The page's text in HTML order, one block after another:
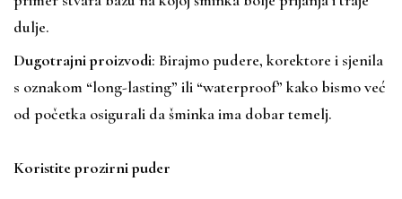
dulje.
Dugotrajni proizvodi: Birajmo pudere, korektore i sjenila
s oznakom “long-lasting” ili “waterproof” kako bismo već
od početka osigurali da šminka ima dobar temelj.
Koristite prozirni puder